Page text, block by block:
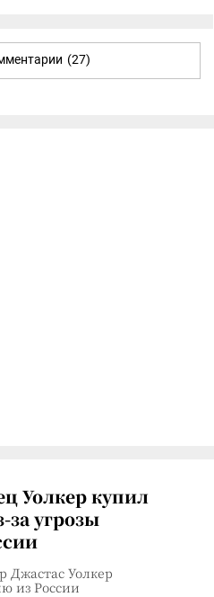
(27)
Уолкер купил
за угрозы
Уолкер
из России